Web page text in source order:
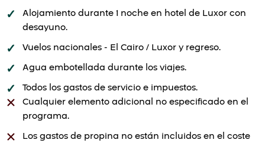
Alojamiento durante 1 noche en hotel de Luxor con
desayuno.
Vuelos nacionales - El Cairo / Luxor y regreso.
Agua embotellada durante los viajes.
Todos los gastos de servicio e impuestos.
Cualquier elemento adicional no especificado en el
programa.
Los gastos de propina no están incluidos en el coste